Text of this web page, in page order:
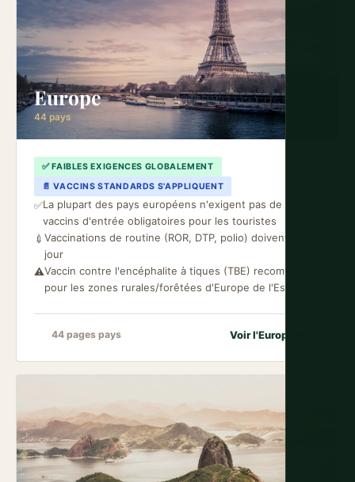
Europe
44 pays
✅ FAIBLES EXIGENCES GLOBALEMENT
📄 VACCINS STANDARDS S'APPLIQUENT
✅La plupart des pays européens n'exigent pas de
vaccins d'entrée obligatoires pour les touristes
💉 Vaccinations de routine (ROR, DTP, polio) doivent être à
jour
⚠️Vaccin contre l'encéphalite à tiques (TBE) recommandé
pour les zones rurales/forêtées d'Europe de l'Est
44 pages pays Voir l'Europe